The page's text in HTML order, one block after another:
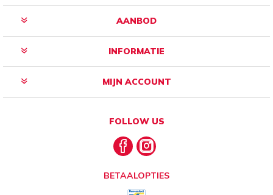
AANBOD
INFORMATIE
MIJN ACCOUNT
FOLLOW US
BETAALOPTIES